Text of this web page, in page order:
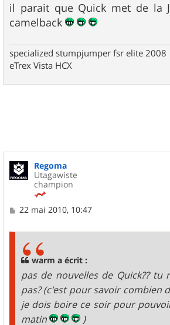
il parait que Quick met de la
camelback
specialized stumpjumper fsr elite 2008
eTrex Vista HCX
Regoma
Utagawiste
champion
M
22 mai 2010, 10:47
warm a écrit :
pas de nouvelles de Quick?? tu
pas? (c'est pour savoir combien
je dois boire ce soir pour
matin
)